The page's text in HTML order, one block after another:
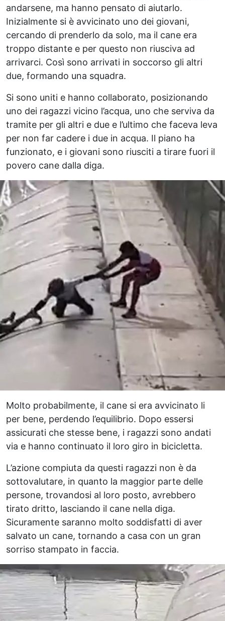
andarsene, ma hanno pensato di aiutarlo.
Inizialmente si è avvicinato uno dei giovani,
cercando di prenderlo da solo, ma il cane era
troppo distante e per questo non riusciva ad
arrivarci. Così sono arrivati in soccorso gli altri
due, formando una squadra.
Si sono uniti e hanno collaborato, posizionando
uno dei ragazzi vicino l’acqua, uno che serviva da
tramite per gli altri e due e l’ultimo che faceva leva
per non far cadere i due in acqua. Il piano ha
funzionato, e i giovani sono riusciti a tirare fuori il
povero cane dalla diga.
Molto probabilmente, il cane si era avvicinato li
per bene, perdendo l’equilibrio. Dopo essersi
assicurati che stesse bene, i ragazzi sono andati
via e hanno continuato il loro giro in bicicletta.
L’azione compiuta da questi ragazzi non è da
sottovalutare, in quanto la maggior parte delle
persone, trovandosi al loro posto, avrebbero
tirato dritto, lasciando il cane nella diga.
Sicuramente saranno molto soddisfatti di aver
salvato un cane, tornando a casa con un gran
sorriso stampato in faccia.